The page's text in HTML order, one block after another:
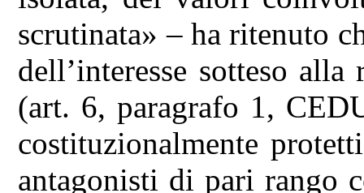
scrutinata» – ha ritenuto
dell’interesse sotteso
(art. 6, paragrafo 1,
costituzionalmente
antagonisti di pari rango